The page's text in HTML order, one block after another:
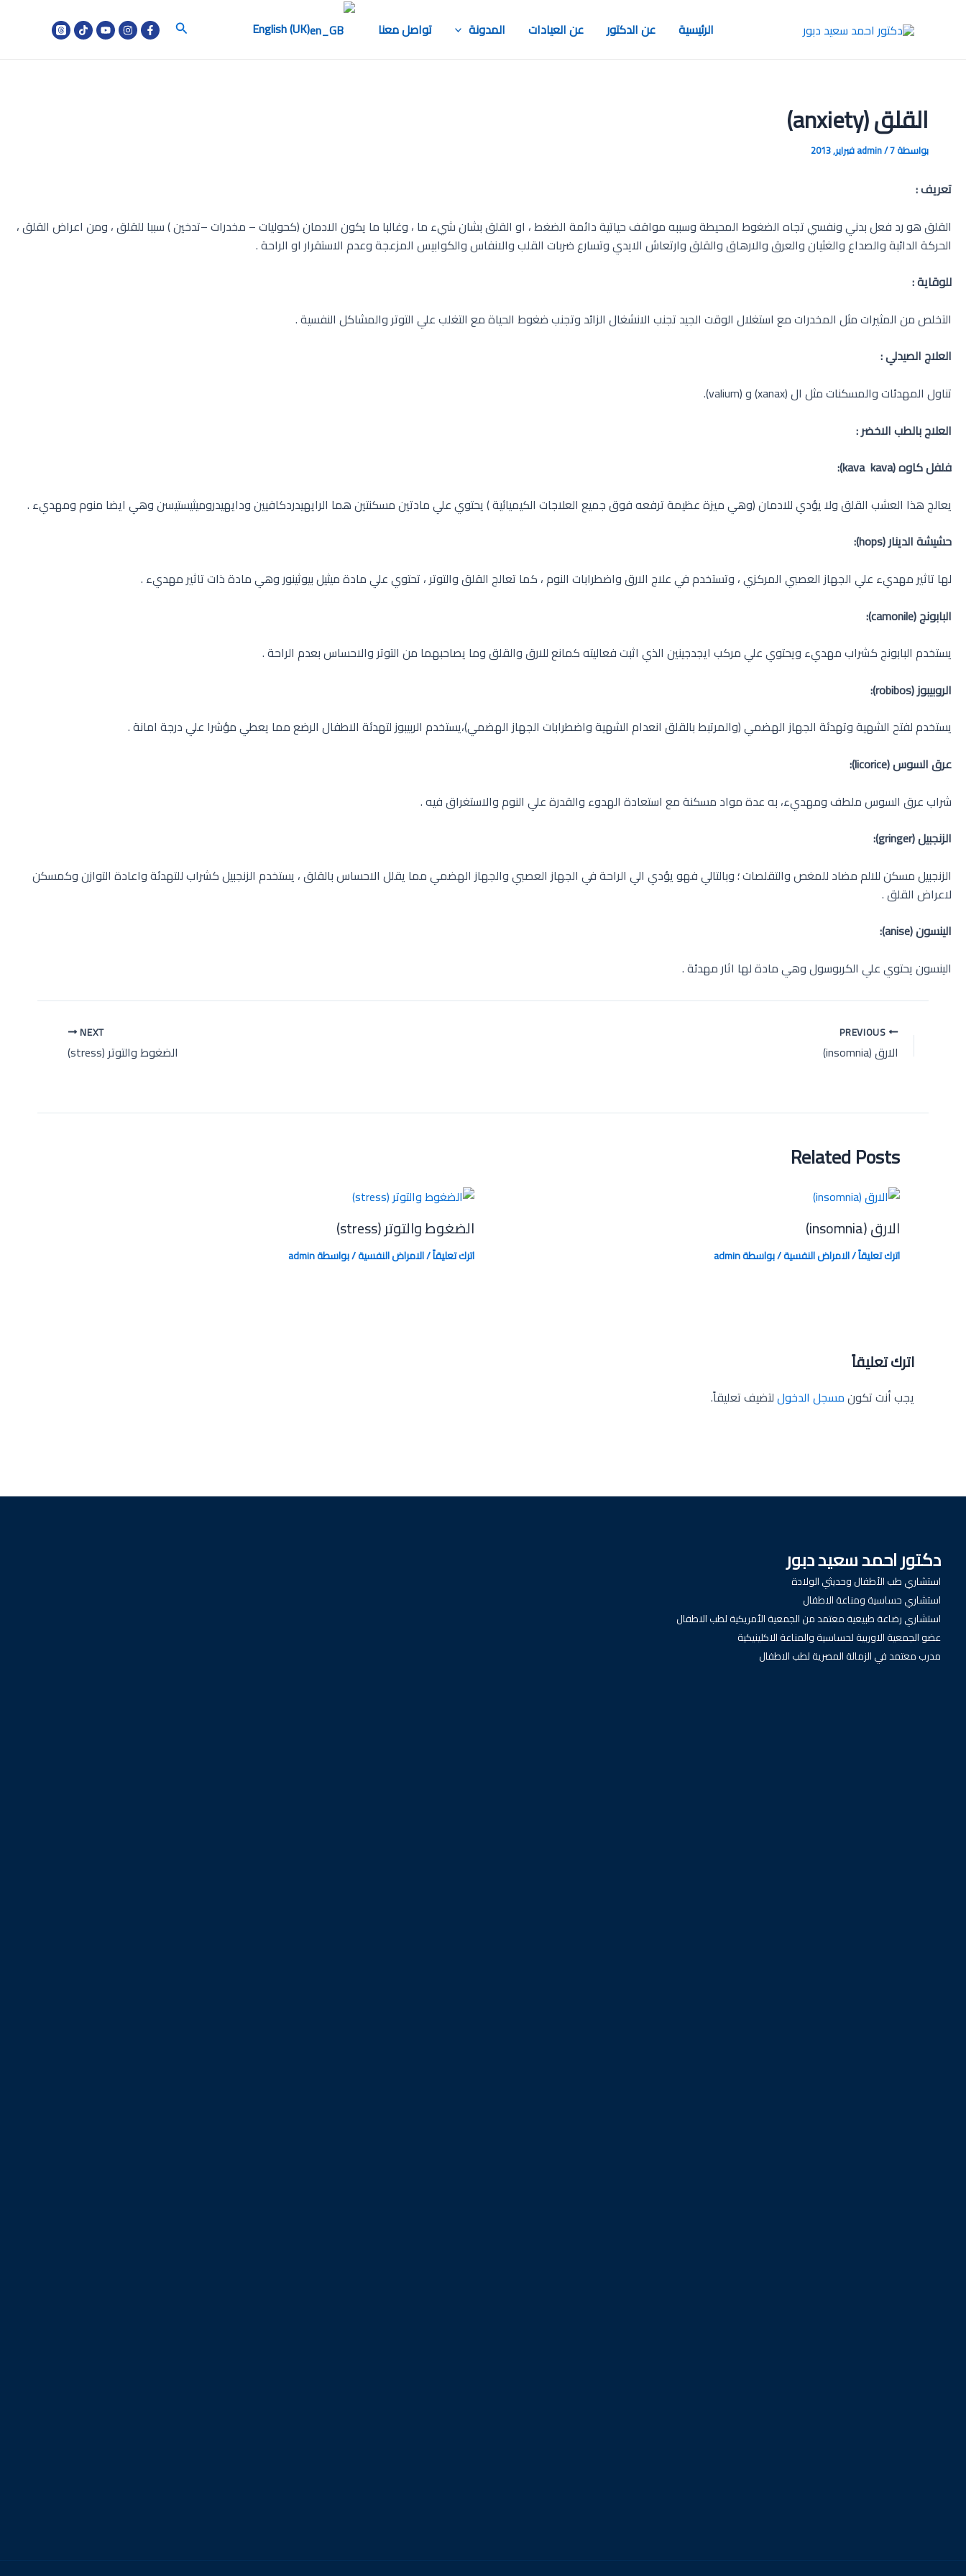
الرئيسية عن الدكتور عن العيادات المدونة تواصل معنا English (UK) البحث
القلق (anxiety)
بواسطة admin/7 فبراير, 2013
تعريف :
القلق هو رد فعل بدني ونفسي تجاه الضغوط المحيطة وسببه مواقف حياتية دائمة الضغط ، او القلق بشان شيء ما ، وغالبا ما يكون الادمان (كحوليات – مخدرات –تدخين ) سببا للقلق ، ومن اعراض القلق ،
الحركة الدائبة والصداع والغثيان والعرق والارهاق والقلق وارتعاش الايدي وتسارع ضربات القلب والانفاس والكوابيس المزعجة وعدم الاستقرار او الراحة .
للوقاية :
التخلص من المثيرات مثل المخدرات مع استغلال الوقت الجيد تجنب الانشغال الزائد وتجنب ضغوط الحياة مع التغلب علي التوتر والمشاكل النفسية .
العلاج الصيدلي :
تناول المهدئات والمسكنات مثل ال (xanax) و (valium).
العلاج بالطب الاخضر :
فلفل كاوه(kava kava)
:
يعالج هذا العشب القلق ولا يؤدي للادمان (وهي ميزة عظيمة ترفعه فوق جميع العلاجات الكيميائية ) يحتوي علي مادتين مسكنتين هما الرايهيدردكافيين ودايهيدروميثيستيسن وهي ايضا منوم ومهديء .
حشيشة الدينار(hops)
:
لها تاثير مهديء علي الجهاز العصبي المركزي ، وتستخدم في علاج الارق واضطرابات النوم ، كما تعالج القلق والتوتر ، تحتوي علي مادة ميثيل بيوثينور وهي مادة ذات تاثير مهديء .
البابونج(camonile)
:
يستخدم البابونج كشراب مهديء ويحتوي علي مركب ايجدجينين الذي اثبت فعاليته كمانع للارق والقلق وما يصاحبهما من التوتر والاحساس بعدم الراحة .
الروبيبوز(robibos)
:
يستخدم لفتح الشهية وتهدئة الجهاز الهضمي (والمرتبط بالقلق انعدام الشهية واضطرابات الجهاز الهضمي)،يستخدم الربيبوز لتهدئة الاطفال الرضع مما يعطي مؤشرا علي درجة امانة .
عرق السوس(licorice)
:
شراب عرق السوس ملطف ومهديء، به عدة مواد مسكنة مع استعادة الهدوء والقدرة علي النوم والاستغراق فيه .
الزنجبيل(gringer)
:
الزنجبيل مسكن للالم مضاد للمغص والتقلصات ؛ وبالتالي فهو يؤدي الي الراحة في الجهاز العصبي والجهاز الهضمي مما يقلل الاحساس بالقلق ، يستخدم الزنجبيل كشراب للتهدئة واعادة التوازن وكمسكن
لاعراض القلق .
الينسون(anise)
:
الينسون يحتوي علي الكربوسول وهي مادة لها اثار مهدئة .
Post
navigation
الارق (insomnia)
NEXT
الضغوط والتوتر (stress)
Related Posts
الارق (insomnia)
اترك تعليقاً/الامراض النفسية/ بواسطةadmin
الضغوط والتوتر (stress)
اترك تعليقاً/الامراض النفسية/ بواسطةadmin
اترك تعليقاً
يجب أنت تكونمسجل الدخوللتضيف تعليقاً.
دكتور احمد سعيد دبور
استشاري طب الأطفال وحديثي الولادة
استشاري حساسية ومناعة الاطفال
استشاري رضاعة طبيعية معتمد من الجمعية الأمريكية لطب الاطفال
عضو الجمعية الاوربية لحساسية والمناعة الاكلينيكية
مدرب معتمد في الزمالة المصرية لطب الاطفال